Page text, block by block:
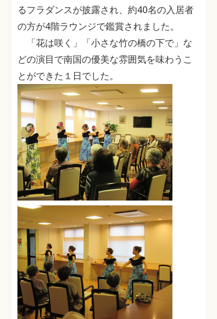
るフラダンスが披露され、約40名の入居者
の方が4階ラウンジで鑑賞されました。
「花は咲く」「小さな竹の橋の下で」な
どの演目で南国の優美な雰囲気を味わうこ
とができた１日でした。